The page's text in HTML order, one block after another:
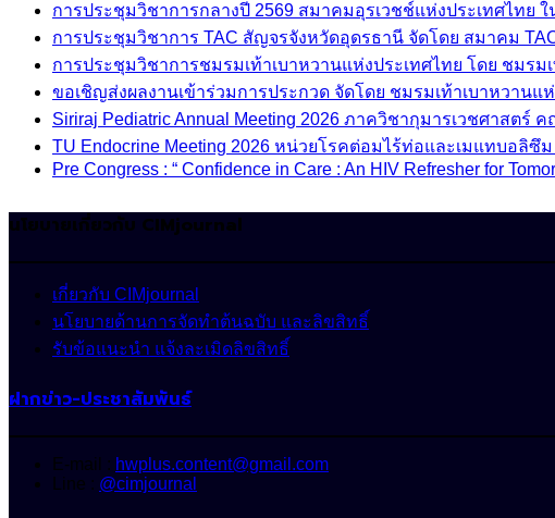
การประชุมวิชาการกลางปี 2569 สมาคมอุรเวชช์แห่งประเทศไทย
การประชุมวิชาการ TAC สัญจรจังหวัดอุดรธานี จัดโดย สมาคม
การประชุมวิชาการชมรมเท้าเบาหวานแห่งประเทศไทย โดย ชมรม
ขอเชิญส่งผลงานเข้าร่วมการประกวด จัดโดย ชมรมเท้าเบาหวานแ
Siriraj Pediatric Annual Meeting 2026 ภาควิชากุมารเวชศาสตร์
TU Endocrine Meeting 2026 หน่วยโรคต่อมไร้ท่อและเมแทบอลิซึ
Pre Congress : “ Confidence in Care : An HIV Refresher for
นโยบายเกี่ยวกับ CIMjournal
เกี่ยวกับ CIMjournal
นโยบายด้านการจัดทำต้นฉบับ และลิขสิทธิ์
รับข้อแนะนำ แจ้งละเมิดลิขสิทธิ์
ฝากข่าว-ประชาสัมพันธ์
E-mail : hwplus.content@gmail.com
Line : @cimjournal